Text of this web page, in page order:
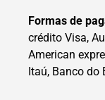
Formas de
crédito Visa,
American
Itaú, Banco do